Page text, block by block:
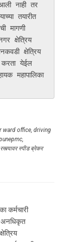
नाही तर
तयारीत
मागणी
क्षेत्रिय
क्षेत्रिय
करता येईल
महापालिका
ward office, driving
,
रस्त्यावर स्पीड ब्रेकर
कर्मचारी
अनधिकृत